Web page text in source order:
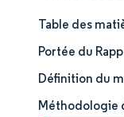
Taille et
Analyse du
Tendances
Table des
Portée du
Définition du
Méthodologie